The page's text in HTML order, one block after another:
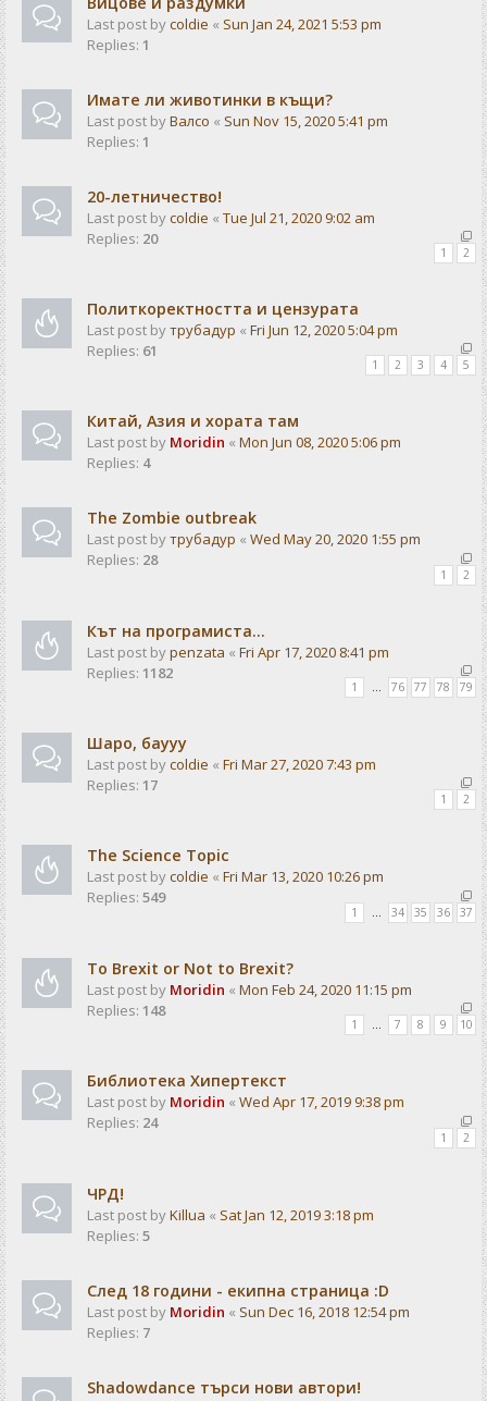
Last post bycoldie « Sun Jan 24, 2021 5:53 pm
Replies: 1
Имате ли животинки в къщи?
Last post byВалсо « Sun Nov 15, 2020 5:41 pm
Replies: 1
20-летничество!
Last post bycoldie « Tue Jul 21, 2020 9:02 am
Replies: 20
1 2
Политкоректността и цензурата
Last post byтрубадур « Fri Jun 12, 2020 5:04 pm
Replies: 61
1 2 3 4 5
Китай, Азия и хората там
Last post by Moridin « Mon Jun 08, 2020 5:06 pm
Replies: 4
The Zombie outbreak
Last post byтрубадур « Wed May 20, 2020 1:55 pm
Replies: 28
1 2
Кът на програмиста...
Last post bypenzata « Fri Apr 17, 2020 8:41 pm
Replies: 1182
1 … 76 77 78 79
Шаро, баууу
Last post bycoldie « Fri Mar 27, 2020 7:43 pm
Replies: 17
1 2
The Science Topic
Last post bycoldie « Fri Mar 13, 2020 10:26 pm
Replies: 549
1 34 35 36 37
To Brexit or Not to Brexit?
Last post by Moridin « Mon Feb 24, 2020 11:15 pm
Replies: 148
1 … 7 8 9 10
Библиотека Хипертекст
Last post by Moridin « Wed Apr 17, 2019 9:38 pm
Replies: 24
1 2
ЧРД!
Last post byKillua « Sat Jan 12, 2019 3:18 pm
Replies: 5
След 18 години - екипна страница :D
Last post by Moridin « Sun Dec 16, 2018 12:54 pm
Replies: 7
Shadowdance търси нови автори!